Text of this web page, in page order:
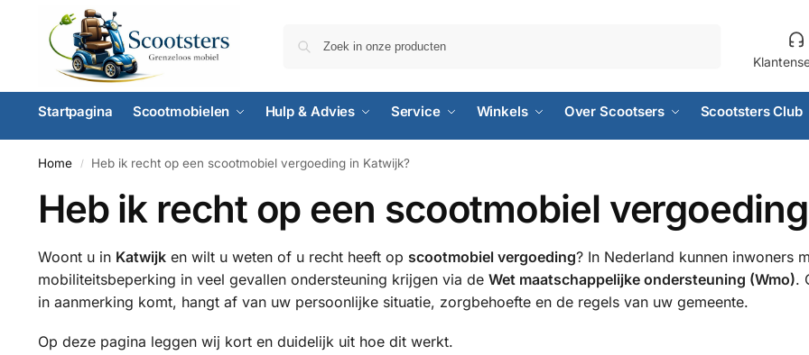
Startpagina Scootmobielen Hulp & Advies Service Winkels Over Scootsers Scootsters Club
Home / Heb ik recht op een scootmobiel vergoeding in Katwijk?
Heb ik recht op een scootmobiel
Woont u in Katwijken wilt u weten of u recht heeft op scootmobiel vergoeding? In Nederland kunnen inwoners
mobiliteitsbeperking in veel gevallen ondersteuning krijgen via de Wet maatschappelijke ondersteuning (Wmo).
in aanmerking komt, hangt af van uw persoonlijke situatie, zorgbehoefte en de regels van uw gemeente.
Op deze pagina leggen wij kort en duidelijk uit hoe dit werkt.